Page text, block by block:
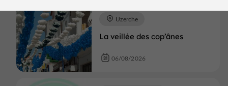
La veillée des cop’ânes
Uzerche
06/08/2026